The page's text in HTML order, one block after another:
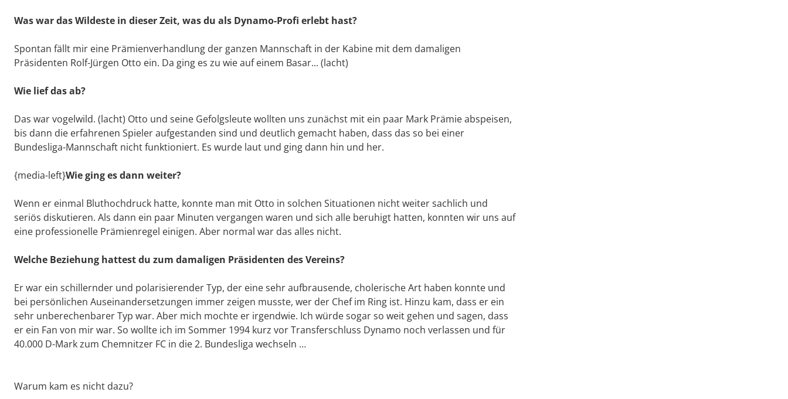
Was war das Wildeste in dieser Zeit, was du als Dynamo-Profi erlebt hast?
Spontan fällt mir eine Prämienverhandlung der ganzen Mannschaft in der Kabine mit dem damaligen
Präsidenten Rolf-Jürgen Otto ein. Da ging es zu wie auf einem Basar... (lacht)
Wie lief das ab?
Das war vogelwild. (lacht) Otto und seine Gefolgsleute wollten uns zunächst mit ein paar Mark Prämie abspeisen,
bis dann die erfahrenen Spieler aufgestanden sind und deutlich gemacht haben, dass das so bei einer
Bundesliga-Mannschaft nicht funktioniert. Es wurde laut und ging dann hin und her.
{media-left}Wie ging es dann weiter?
Wenn er einmal Bluthochdruck hatte, konnte man mit Otto in solchen Situationen nicht weiter sachlich und
seriös diskutieren. Als dann ein paar Minuten vergangen waren und sich alle beruhigt hatten, konnten wir uns auf
eine professionelle Prämienregel einigen. Aber normal war das alles nicht.
Welche Beziehung hattest du zum damaligen Präsidenten des Vereins?
Er war ein schillernder und polarisierender Typ, der eine sehr aufbrausende, cholerische Art haben konnte und
bei persönlichen Auseinandersetzungen immer zeigen musste, wer der Chef im Ring ist. Hinzu kam, dass er ein
sehr unberechenbarer Typ war. Aber mich mochte er irgendwie. Ich würde sogar so weit gehen und sagen, dass
er ein Fan von mir war. So wollte ich im Sommer 1994 kurz vor Transferschluss Dynamo noch verlassen und für
40.000 D-Mark zum Chemnitzer FC in die 2. Bundesliga wechseln …
Warum kam es nicht dazu?